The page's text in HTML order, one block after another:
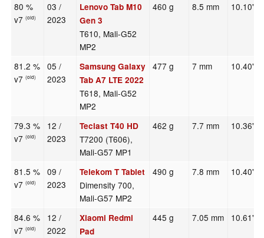
80 %
v7(old)
03 /
2023
Lenovo Tab M10
Gen 3
T610, Mali-G52
MP2
460 g 8.5 mm 10.10"
81.2 %
v7(old)
05 /
2023
Samsung Galaxy
Tab A7 LTE 2022
T618, Mali-G52
MP2
477 g 7 mm 10.40"
79.3 %
v7(old)
12 /
2023
Teclast T40 HD
T7200 (T606),
Mali-G57 MP1
462 g 7.7 mm 10.36"
81.5 %
v7(old)
09 /
2023
Telekom T Tablet
Dimensity 700,
Mali-G57 MP2
490 g 7.8 mm 10.40"
84.6 %
v7(old)
12 /
2022
Xiaomi Redmi
Pad
445 g 7.05 mm 10.61"